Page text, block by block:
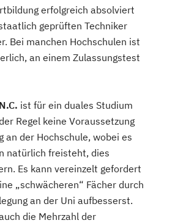
erfolgreich absolviert
geprüften Techniker
Bei manchen Hochschulen ist
an einem Zulassungstest
N.C. ist für ein duales Studium
Regel keine Voraussetzung
an der Hochschule, wobei es
natürlich freisteht, dies
Es kann vereinzelt gefordert
„schwächeren“ Fächer durch
an der Uni aufbesserst.
die Mehrzahl der